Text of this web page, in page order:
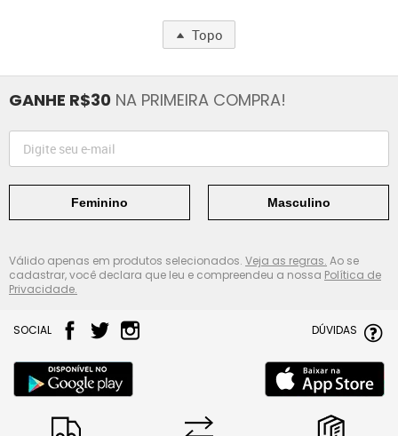
Topo
GANHE R$30 NA PRIMEIRA COMPRA!
Feminino Masculino
Válido apenas em produtos selecionados. Veja as regras. Ao se
cadastrar, você declara que leu e compreendeu a nossa Política de
Privacidade.
SOCIAL DÚVIDAS